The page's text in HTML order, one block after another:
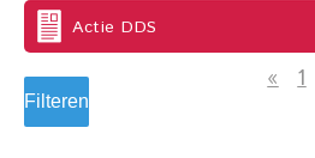
Actie DDS
Filteren
« 1